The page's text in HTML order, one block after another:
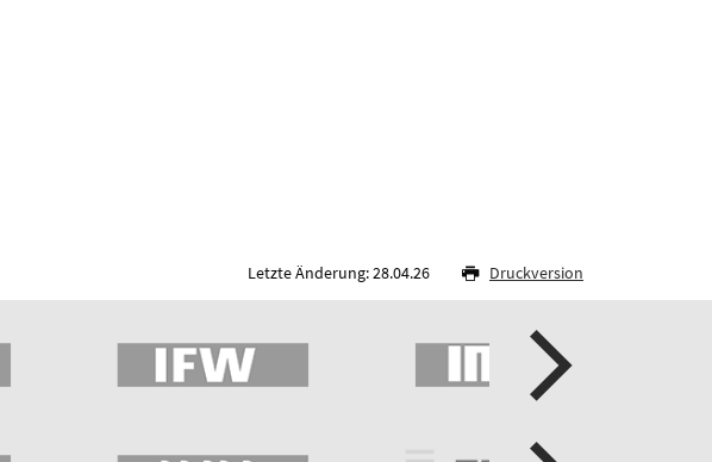
Letzte Änderung: 28.04.26 Druckversion